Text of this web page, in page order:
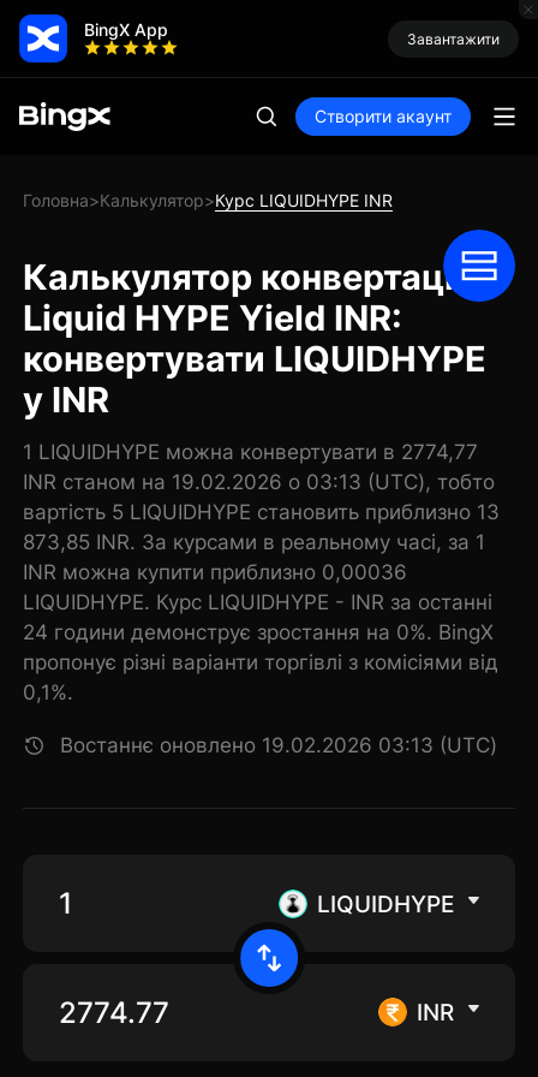
BingX App Завантажити
Створити акаунт
Головна>Калькулятор>Курс LIQUIDHYPE INR
Калькулятор конвертації
Liquid HYPE Yield INR:
конвертувати LIQUIDHYPE
у INR
1 LIQUIDHYPE можна конвертувати в 2774,77
INR станом на 19.02.2026 о 03:13 (UTC), тобто
вартість 5 LIQUIDHYPE становить приблизно 13
873,85 INR. За курсами в реальному часі, за 1
INR можна купити приблизно 0,00036
LIQUIDHYPE. Курс LIQUIDHYPE - INR за останні
24 години демонструє зростання на 0%. BingX
пропонує різні варіанти торгівлі з комісіями від
0,1%.
Востаннє оновлено 19.02.2026 03:13 (UTC)
LIQUIDHYPE
INR